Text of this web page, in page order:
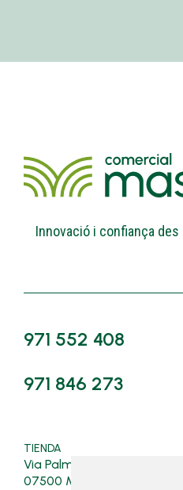
Innovació i confiança des
971 552 408
971 846 273
TIENDA
Via Palma, 128
07500 Manacor